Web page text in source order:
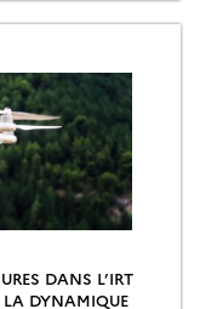
DANS L’IRT